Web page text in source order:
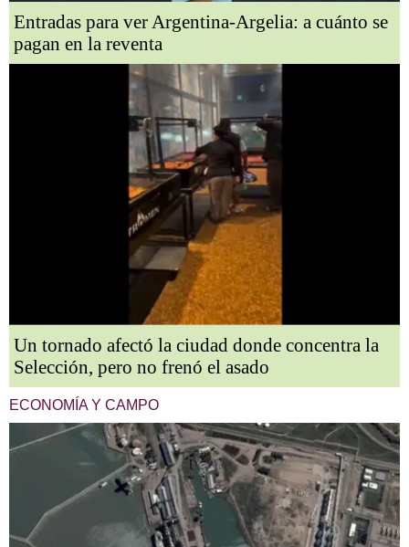
Entradas para ver Argentina-Argelia: a cuánto se
pagan en la reventa
Un tornado afectó la ciudad donde concentra la
Selección, pero no frenó el asado
ECONOMÍA Y CAMPO